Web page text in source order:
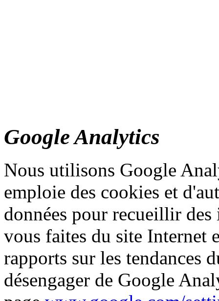
Google Analytics
Nous utilisons Google
emploie des cookies et
données pour recueillir
vous faites du site Internet
rapports sur les tendances
désengager de Google